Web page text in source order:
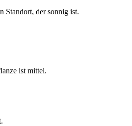
Standort, der sonnig ist.
ist mittel.